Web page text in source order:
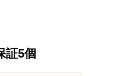
5個